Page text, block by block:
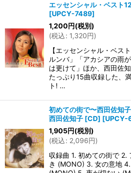
エッセンシャル・ベスト
[UPCY-7489]
1,200円(税別)
(税込: 1,320円)
【エッセンシャル・ベス
ルンバ」「アカシアの雨
は更けて」ほか、西田佐
たっぷり15曲収録した、
ト! …
初めての街で〜西田佐知
西田佐知子 [CD] [UPCY-
1,905円(税別)
(税込: 2,096円)
収録曲 1. 初めての街で 2.
き (MONO) 3. 女の意地